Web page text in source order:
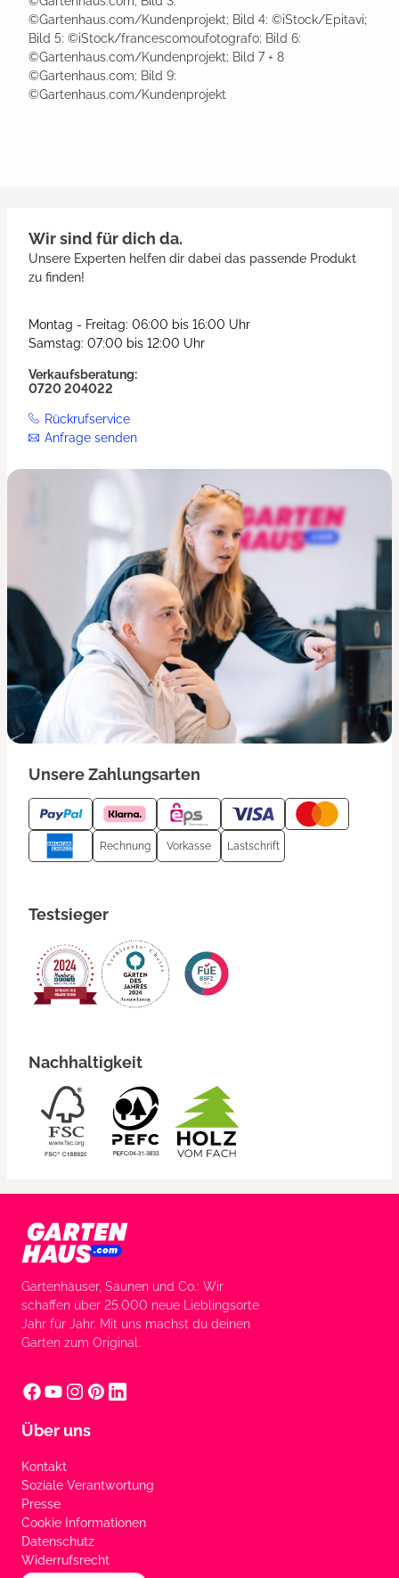
©Gartenhaus.com/Kundenprojekt; Bild 4: ©iStock/Epitavi;
Bild 5: ©iStock/francescomoufotografo; Bild 6:
©Gartenhaus.com/Kundenprojekt; Bild 7 + 8
©Gartenhaus.com; Bild 9:
©Gartenhaus.com/Kundenprojekt
Wir sind für dich da.
Unsere Experten helfen dir dabei das passende Produkt
zu finden!
Montag - Freitag: 06:00 bis 16:00 Uhr
Samstag: 07:00 bis 12:00 Uhr
Verkaufsberatung:
0720 204022
Rückrufservice
Anfrage senden
Unsere Zahlungsarten
Rechnung Vorkasse Lastschrift
Testsieger
Nachhaltigkeit
Gartenhäuser, Saunen und Co.: Wir
schaffen über 25.000 neue Lieblingsorte
Jahr für Jahr. Mit uns machst du deinen
Garten zum Original.
Über uns
Kontakt
Soziale Verantwortung
Presse
Cookie Informationen
Datenschutz
Widerrufsrecht